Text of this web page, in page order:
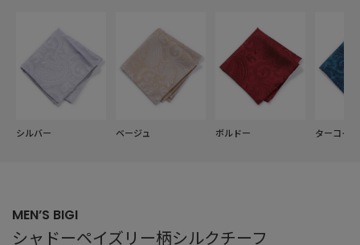
シルバー ベージュ ボルドー ターコイズ
MEN’S BIGI
シャドーペイズリー柄シルクチーフ